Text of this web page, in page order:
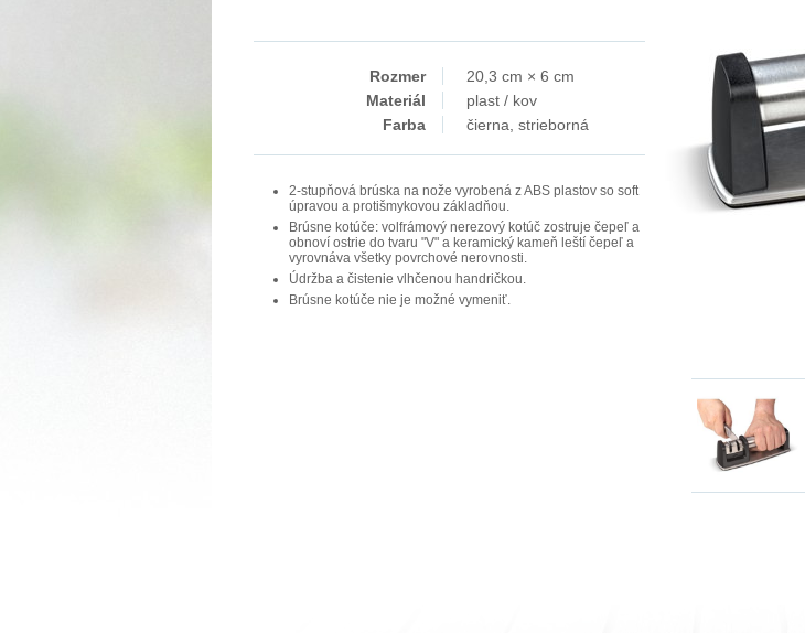
Rozmer
20,3 cm × 6 cm
Materiál
plast / kov
Farba
čierna, strieborná
2-stupňová brúska na nože vyrobená z ABS plastov so soft
úpravou a protišmykovou základňou.
Brúsne kotúče: volfrámový nerezový kotúč zostruje čepeľ a
obnoví ostrie do tvaru "V" a keramický kameň leští čepeľ a
vyrovnáva všetky povrchové nerovnosti.
Údržba a čistenie vlhčenou handričkou.
Brúsne kotúče nie je možné vymeniť.